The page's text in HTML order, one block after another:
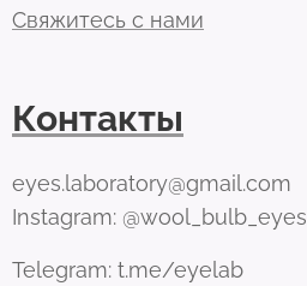
Свяжитесь с нами
Контакты
eyes.laboratory@gmail.com
Instagram: @wool_bulb_eyes
Telegram: t.me/eyelab